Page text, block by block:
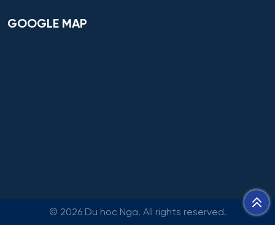
GOOGLE MAP
© 2026 Du học Nga. All rights reserved.